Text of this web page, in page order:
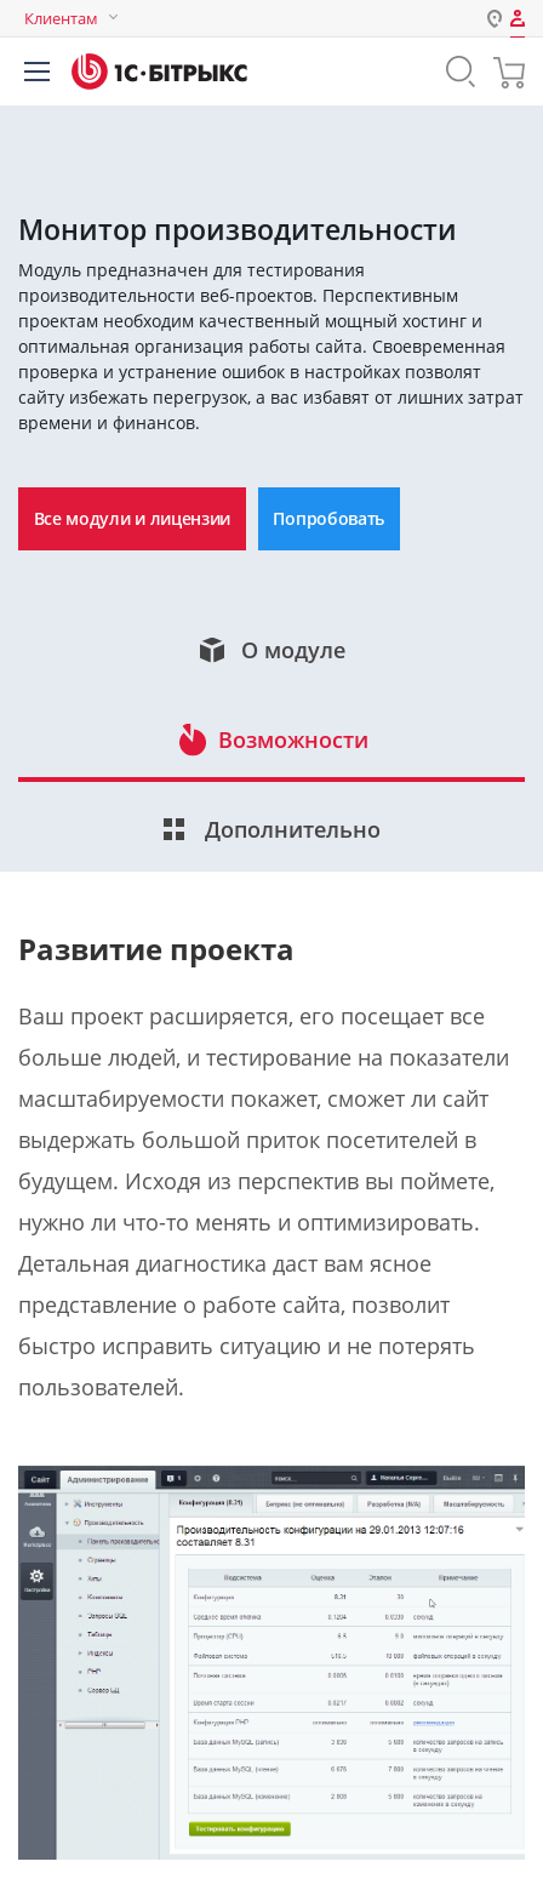
Клиентам
Авторизация
Пароль
Запомнить меня на этом
компьютере
Забыли свой пароль?
или войдите с помощью
Монитор производительности
Модуль предназначен для тестирования
производительности веб-проектов. Перспективным
проектам необходим качественный мощный хостинг и
оптимальная организация работы сайта. Своевременная
проверка и устранение ошибок в настройках позволят
сайту избежать перегрузок, а вас избавят от лишних затрат
времени и финансов.
Все модули и лицензии Попробовать
О модуле
Возможности
Дополнительно
Развитие проекта
Ваш проект расширяется, его посещает все
больше людей, и тестирование на показатели
масштабируемости покажет, сможет ли сайт
выдержать большой приток посетителей в
будущем. Исходя из перспектив вы поймете,
нужно ли что-то менять и оптимизировать.
Детальная диагностика даст вам ясное
представление о работе сайта, позволит
быстро исправить ситуацию и не потерять
пользователей.